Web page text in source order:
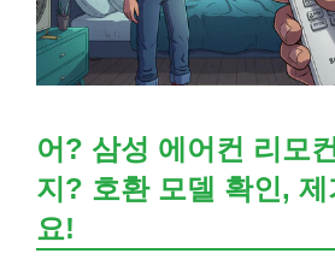
어? 삼성 에어컨 리모
지? 호환 모델 확인, 제
요!